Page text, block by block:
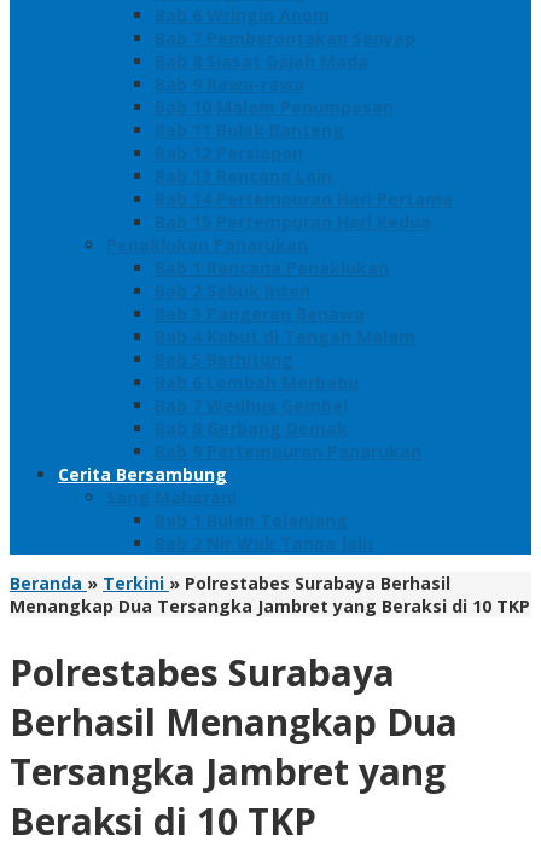
Bab 6 Wringin Anom
Bab 7 Pemberontakan Senyap
Bab 8 Siasat Gajah Mada
Bab 9 Rawa-rawa
Bab 10 Malam Penumpasan
Bab 11 Bulak Banteng
Bab 12 Persiapan
Bab 13 Rencana Lain
Bab 14 Pertempuran Hari Pertama
Bab 15 Pertempuran Hari Kedua
Penaklukan Panarukan
Bab 1 Rencana Penaklukan
Bab 2 Sabuk Inten
Bab 3 Pangeran Benawa
Bab 4 Kabut di Tengah Malam
Bab 5 Berhitung
Bab 6 Lembah Merbabu
Bab 7 Wedhus Gembel
Bab 8 Gerbang Demak
Bab 9 Pertempuran Panarukan
Cerita Bersambung
Sang Maharani
Bab 1 Bulan Telanjang
Bab 2 Nir Wuk Tanpa Jalu
Beranda » Terkini » Polrestabes Surabaya Berhasil
Menangkap Dua Tersangka Jambret yang Beraksi di 10 TKP
Polrestabes Surabaya
Berhasil Menangkap Dua
Tersangka Jambret yang
Beraksi di 10 TKP